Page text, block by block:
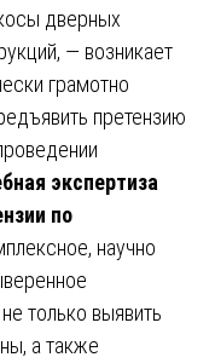
дверных
— возникает
грамотно
претензию
экспертиза
по
научно
только выявить
а также